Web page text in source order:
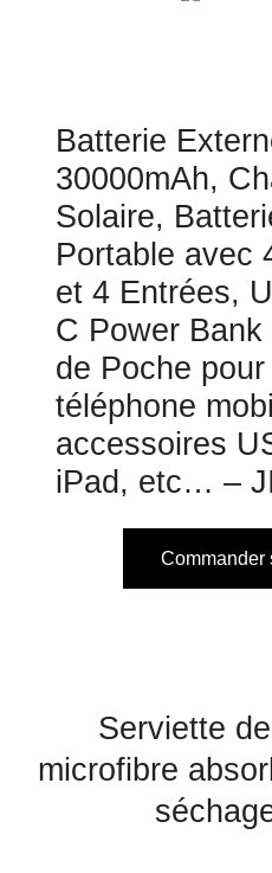
Batterie
30000mAh,
Solaire,
Portable avec
et 4 Entrées,
C Power
de Poche
téléphone
accessoires
iPad, etc… –
Commander
Serviette
microfibre